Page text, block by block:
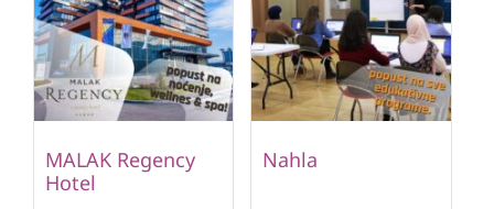
MALAK Regency
Hotel
Nahla